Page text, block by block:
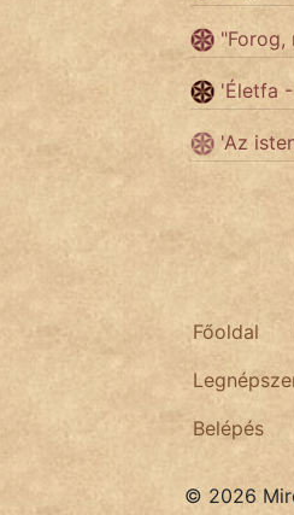
Népszerű szerzőink:
fantom
Láron Ádám
"Forog,
'Életfa
'Az
Főoldal
Belépés
© 2026